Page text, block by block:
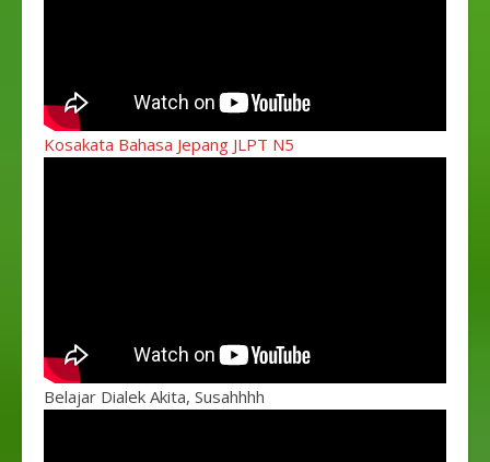
Kosakata Bahasa Jepang JLPT N5
Belajar Dialek Akita, Susahhhh